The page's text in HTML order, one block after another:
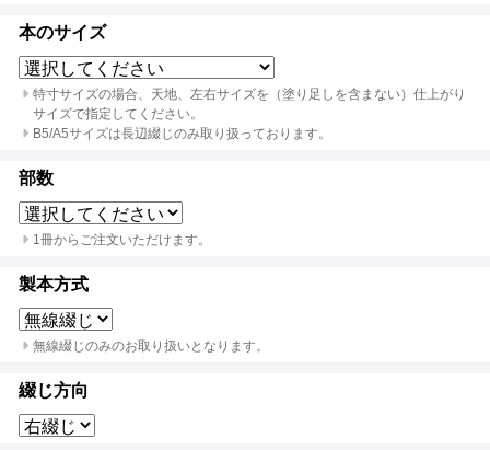
本のサイズ
特寸サイズの場合、天地、左右サイズを（塗り足しを含まない）仕上がり
サイズで指定してください。
B5/A5サイズは長辺綴じのみ取り扱っております。
部数
1冊からご注文いただけます。
製本方式
無線綴じのみのお取り扱いとなります。
綴じ方向